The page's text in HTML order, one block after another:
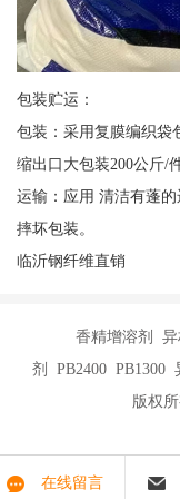
包装贮运：
包装：采用复膜编织袋
缩出口大包装200公斤/
运输：应用 清洁有蓬
摔坏包装。
临沂钢纤维直销
香精增溶剂
剂 PB2400 PB1300
版权
在线留言